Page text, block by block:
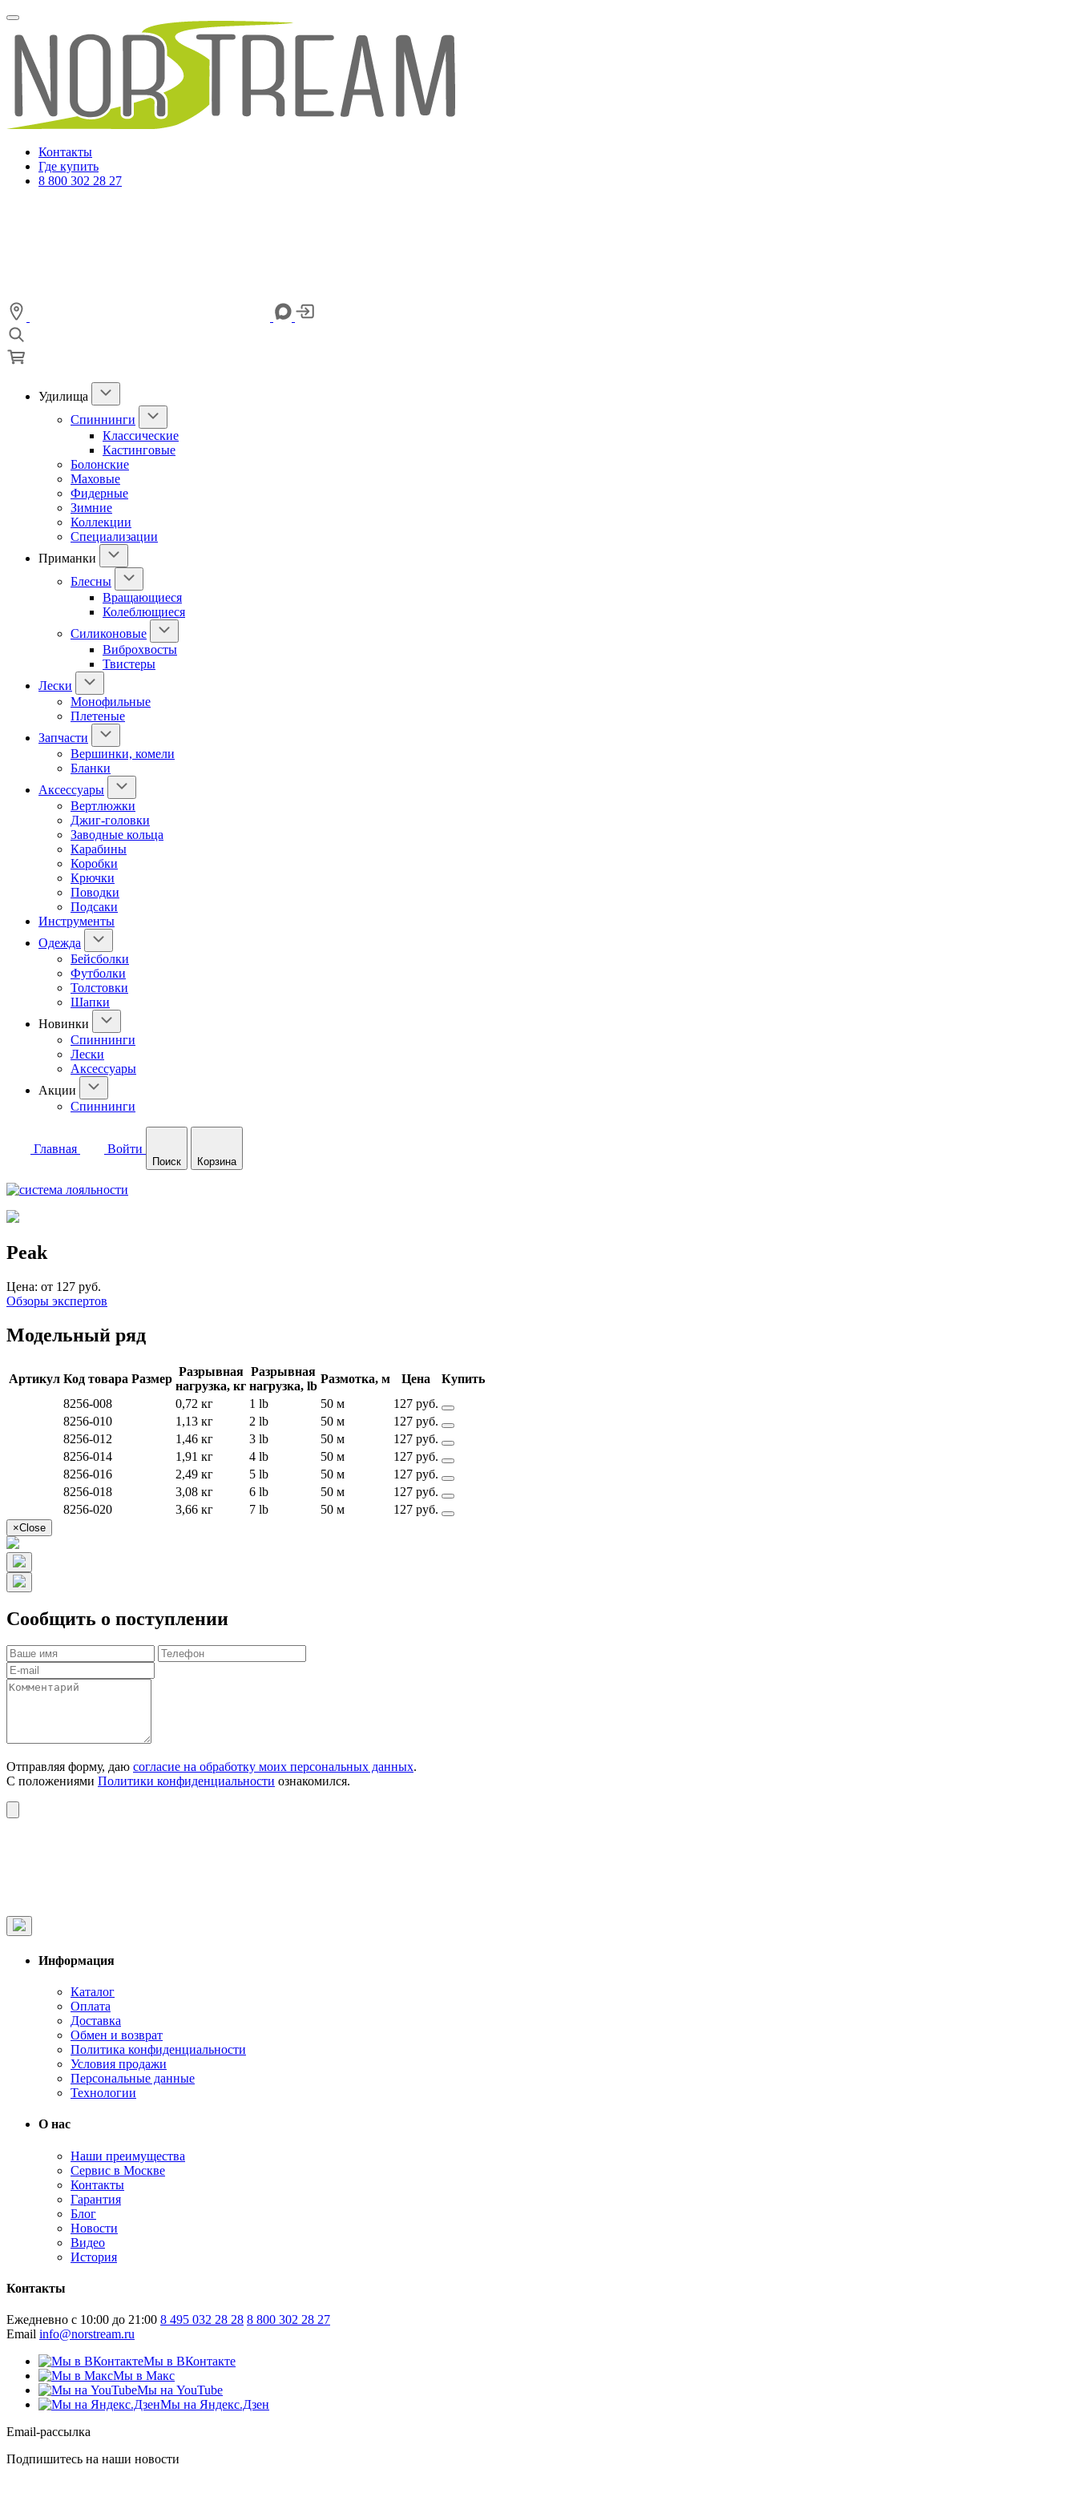
Контакты
Где купить
8 800 302 28 27
Удилища
Спиннинги
Классические
Кастинговые
Болонские
Маховые
Фидерные
Зимние
Коллекции
Специализации
Приманки
Блесны
Вращающиеся
Колеблющиеся
Силиконовые
Виброхвосты
Твистеры
Лески
Монофильные
Плетеные
Запчасти
Вершинки, комели
Бланки
Аксессуары
Вертлюжки
Джиг-головки
Заводные кольца
Карабины
Коробки
Крючки
Поводки
Подсаки
Инструменты
Одежда
Бейсболки
Футболки
Толстовки
Шапки
Новинки
Спиннинги
Лески
Аксессуары
Акции
Спиннинги
Главная Войти
Поиск Корзина
Peak
Цена: от 127 руб.
Обзоры экспертов
Модельный ряд
Артикул Код товара Размер
Разрывная
нагрузка, кг
Разрывная
нагрузка, lb
Размотка, м Цена
Купить
8256-008
0,72 кг 1 lb 50 м
127 руб.
8256-010
1,13 кг 2 lb 50 м
127 руб.
8256-012
1,46 кг 3 lb 50 м
127 руб.
8256-014
1,91 кг 4 lb 50 м
127 руб.
8256-016
2,49 кг 5 lb 50 м
127 руб.
8256-018
3,08 кг 6 lb 50 м
127 руб.
8256-020
3,66 кг 7 lb 50 м 127 руб.
×Close
Сообщить о поступлении
Отправляя форму, даю согласие на обработку моих персональных данных.
С положениями Политики конфиденциальности ознакомился.
Информация
Каталог
Оплата
Доставка
Обмен и возврат
Политика конфиденциальности
Условия продажи
Персональные данные
Технологии
О нас
Наши преимущества
Сервис в Москве
Контакты
Гарантия
Блог
Новости
Видео
История
Контакты
Ежедневно с 10:00 до 21:00 8 495 032 28 28 8 800 302 28 27
Email info@norstream.ru
Мы в ВКонтакте
Мы в Макс
Мы на YouTube
Мы на Яндекс.Дзен
Email-рассылка
Подпишитесь на наши новости